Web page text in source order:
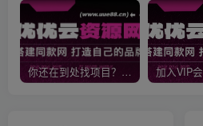
你还在到处找项目？还在当韭菜？我靠网创资源站一个月收入5万+，曾经我也是个失败者。